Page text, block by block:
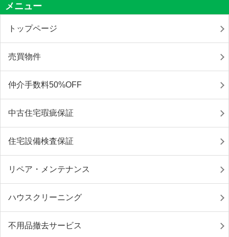
メニュー
トップページ
売買物件
仲介手数料50%OFF
中古住宅瑕疵保証
住宅設備検査保証
リペア・メンテナンス
ハウスクリーニング
不用品撤去サービス